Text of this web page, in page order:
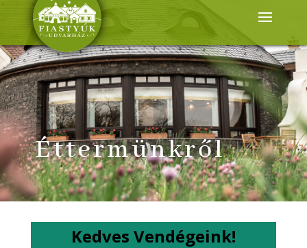
Éttermünkről
Kedves Vendégeink!